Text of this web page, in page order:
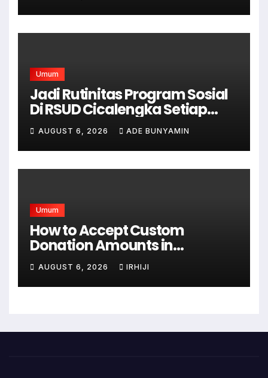
Umum
Jadi Rutinitas Program Sosial
Di RSUD Cicalengka Setiap
Bulan Gelar Sunatan Massal
Bagi Masyarakat Tidak
Mampu
AUGUST 6, 2026 ADE BUNYAMIN
Umum
How to Accept Custom
Donation Amounts in
WordPress with Stripe
AUGUST 6, 2026 IRHIJI